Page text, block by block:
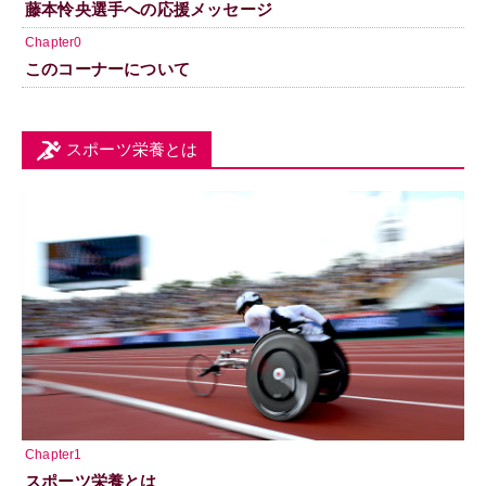
藤本怜央選手への応援メッセージ
Chapter0
このコーナーについて
スポーツ栄養とは
Chapter1
スポーツ栄養とは